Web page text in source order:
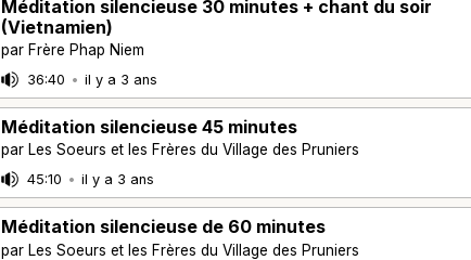
Méditation silencieuse 30 minutes + chant du soir
(Vietnamien)
par Frère Phap Niem
36:40 • il y a 3 ans
Méditation silencieuse 45 minutes
par Les Soeurs et les Frères du Village des Pruniers
45:10 • il y a 3 ans
Méditation silencieuse de 60 minutes
par Les Soeurs et les Frères du Village des Pruniers